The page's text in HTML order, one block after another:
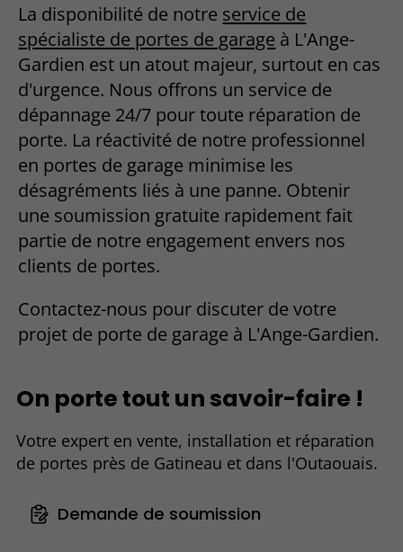
La disponibilité de notre service de
spécialiste de portes de garage à L'Ange-
Gardien est un atout majeur, surtout en cas
d'urgence. Nous offrons un service de
dépannage 24/7 pour toute réparation de
porte. La réactivité de notre professionnel
en portes de garage minimise les
désagréments liés à une panne. Obtenir
une soumission gratuite rapidement fait
partie de notre engagement envers nos
clients de portes.
Contactez-nous pour discuter de votre
projet de porte de garage à L'Ange-Gardien.
On porte tout un savoir-faire !
Votre expert en vente, installation et réparation
de portes près de Gatineau et dans l'Outaouais.
Demande de soumission